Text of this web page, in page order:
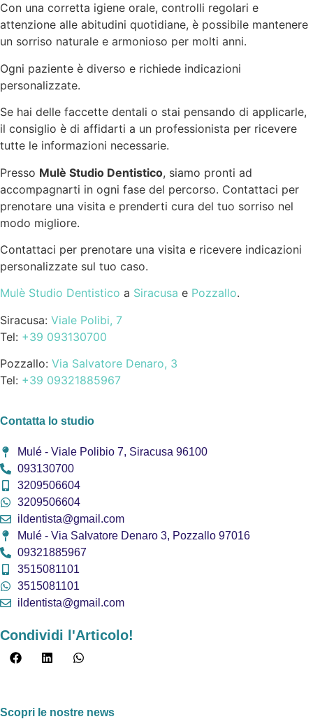
Con una corretta igiene orale, controlli regolari e
attenzione alle abitudini quotidiane, è possibile mantenere
un sorriso naturale e armonioso per molti anni.
Ogni paziente è diverso e richiede indicazioni
personalizzate.
Se hai delle faccette dentali o stai pensando di applicarle,
il consiglio è di affidarti a un professionista per ricevere
tutte le informazioni necessarie.
Presso Mulè Studio Dentistico, siamo pronti ad
accompagnarti in ogni fase del percorso. Contattaci per
prenotare una visita e prenderti cura del tuo sorriso nel
modo migliore.
Contattaci per prenotare una visita e ricevere indicazioni
personalizzate sul tuo caso.
Mulè Studio Dentistico a Siracusa e Pozzallo.
Siracusa: Viale Polibi, 7
Tel: +39 093130700
Pozzallo: Via Salvatore Denaro, 3
Tel: +39 09321885967
Contatta lo studio
Mulé - Viale Polibio 7, Siracusa 96100
093130700
3209506604
3209506604
ildentista@gmail.com
Mulé - Via Salvatore Denaro 3, Pozzallo 97016
09321885967
3515081101
3515081101
ildentista@gmail.com
Condividi l'Articolo!
Scopri le nostre news